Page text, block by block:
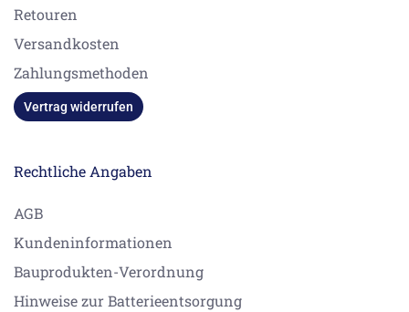
Retouren
Versandkosten
Zahlungsmethoden
Vertrag widerrufen
Rechtliche Angaben
AGB
Kundeninformationen
Bauprodukten-Verordnung
Hinweise zur Batterieentsorgung